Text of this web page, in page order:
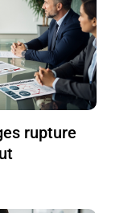
rupture